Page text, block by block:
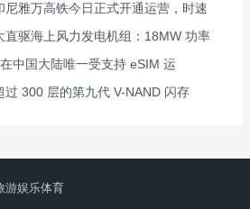
雅万高铁今日正式开通运营，时速
直驱海上风力发电机组：18MW 功率
中国大陆唯一受支持 eSIM 运
过 300 层的第九代 V-NAND 闪存
游娱乐体育